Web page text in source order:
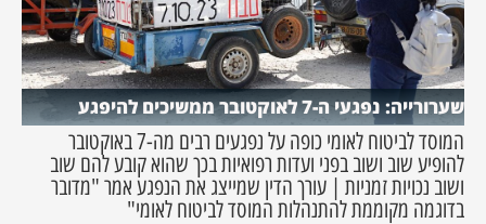
שערורייה: נפגעי ה-7 לאוקטובר ממשיכים להיפגע
המוסד לביטוח לאומי כופה על נפגעים רבים מה-7 באוקטובר
להופיע שוב ושוב בפני ועדות רפואיות בכך שהוא קובע להם שוב
ושוב נכויות זמניות | עורך הדין שמייצג את הנפגע אמר "מדובר
בדוגמה מקוממת להתנהלות המוסד לביטוח לאומי"